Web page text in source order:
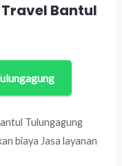
Bantul
Tulungagung
biaya Jasa layanan